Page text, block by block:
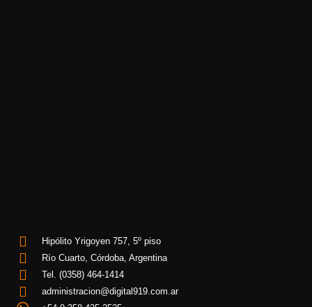
Hipólito Yrigoyen 757, 5º piso
Río Cuarto, Córdoba, Argentina
Tel. (0358) 464-1414
administracion@digital919.com.ar